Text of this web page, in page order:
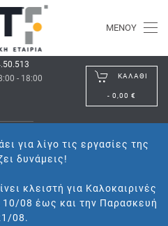
ΜΕΝΟΎ
- 18:00
ΚΑΛΆΘΙ
- 0,00 €
για λίγο τις εργασίες της
δυνάμεις!
κλειστή για Καλοκαιρινές
08 έως και την Παρασκευή
08.